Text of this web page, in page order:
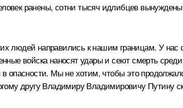
ранены, сотни тысяч идлибцев
людей направились к нашим границам. У нас
войска наносят удары и сеют смерть среди
опасности. Мы не хотим, чтобы это
другу Владимиру Владимировичу Путину